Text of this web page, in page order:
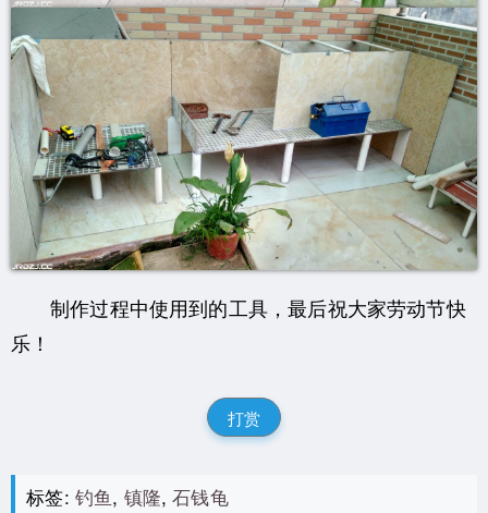
制作过程中使用到的工具，最后祝大家劳动节快
乐！
打赏
标签: 钓鱼, 镇隆,石钱龟